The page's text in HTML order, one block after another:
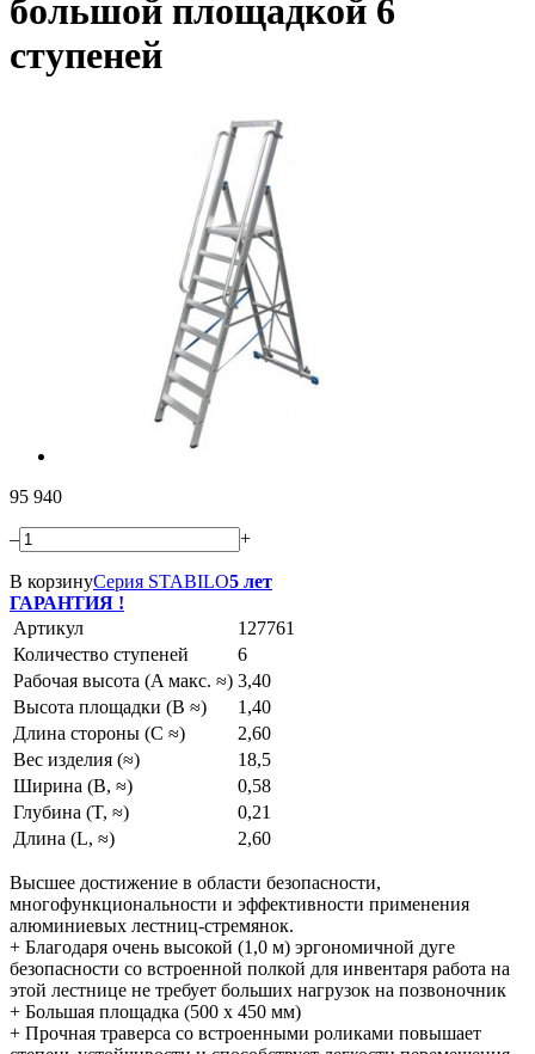
большой площадкой 6
ступеней
95 940
– +
В корзинуСерия STABILO5 лет
ГАРАНТИЯ !
Артикул
127761
Количество ступеней
6
Рабочая высота (A макс. ≈) 3,40
Высота площадки (B ≈)
1,40
Длина стороны (C ≈)
2,60
Вес изделия (≈)
18,5
Ширина (B, ≈)
0,58
Глубина (T, ≈)
0,21
Длина (L, ≈)
2,60
Высшее достижение в области безопасности,
многофункциональности и эффективности применения
алюминиевых лестниц-стремянок.
+ Благодаря очень высокой (1,0 м) эргономичной дуге
безопасности со встроенной полкой для инвентаря работа на
этой лестнице не требует больших нагрузок на позвоночник
+ Большая площадка (500 х 450 мм)
+ Прочная траверса со встроенными роликами повышает